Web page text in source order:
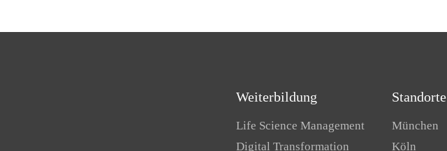
Weiterbildung
Life Science Management
Digital Transformation
Standorte
München
Köln